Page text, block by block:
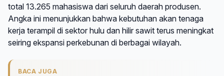
total 13.265 mahasiswa dari seluruh daerah produsen.
Angka ini menunjukkan bahwa kebutuhan akan tenaga
kerja terampil di sektor hulu dan hilir sawit terus meningkat
seiring ekspansi perkebunan di berbagai wilayah.
BACA JUGA